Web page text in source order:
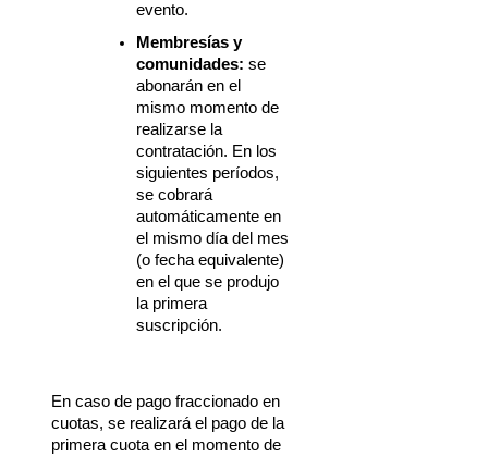
evento.
Membresías y
comunidades: se
abonarán en el
mismo momento de
realizarse la
contratación. En los
siguientes períodos,
se cobrará
automáticamente en
el mismo día del mes
(o fecha equivalente)
en el que se produjo
la primera
suscripción.
En caso de pago fraccionado en
cuotas, se realizará el pago de la
primera cuota en el momento de